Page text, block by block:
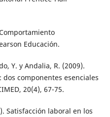
Educación.
Y. y Andalia, R. (2009).
componentes esenciales
20(4), 67-75.
Satisfacción laboral en los